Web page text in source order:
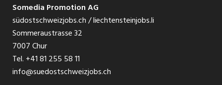
Praktikum
Somedia Promotion AG
südostschweizjobs.ch / liechtensteinjobs.li
Sommeraustrasse 32
7007 Chur
Tel. +41 81 255 58 11
info@suedostschweizjobs.ch